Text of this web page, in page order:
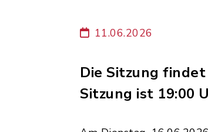
11.06.2026
Die Sitzung
Sitzung ist 19:00